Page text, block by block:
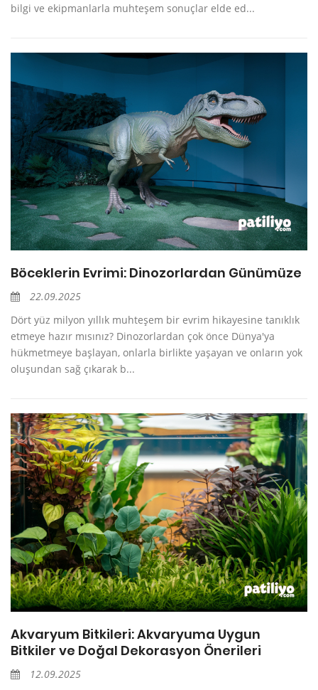
bilgi ve ekipmanlarla muhteşem sonuçlar elde ed...
Böceklerin Evrimi: Dinozorlardan Günümüze
22.09.2025
Dört yüz milyon yıllık muhteşem bir evrim hikayesine tanıklık
etmeye hazır mısınız? Dinozorlardan çok önce Dünya'ya
hükmetmeye başlayan, onlarla birlikte yaşayan ve onların yok
oluşundan sağ çıkarak b...
Akvaryum Bitkileri: Akvaryuma Uygun
Bitkiler ve Doğal Dekorasyon Önerileri
12.09.2025